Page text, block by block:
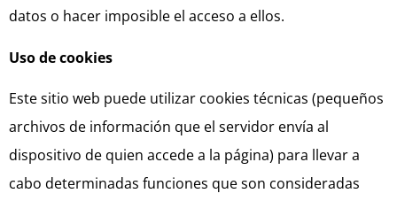
datos o hacer imposible el acceso a ellos.
Uso de cookies
Este sitio web puede utilizar cookies técnicas (pequeños
archivos de información que el servidor envía al
dispositivo de quien accede a la página) para llevar a
cabo determinadas funciones que son consideradas